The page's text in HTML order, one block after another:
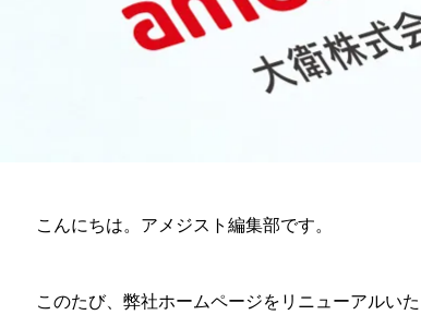
こんにちは。アメジスト編集部です。
このたび、弊社ホームページをリニューアルいた